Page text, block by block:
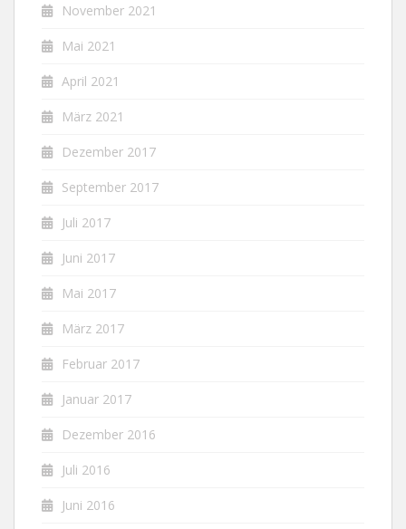
November 2021
Mai 2021
April 2021
März 2021
Dezember 2017
September 2017
Juli 2017
Juni 2017
Mai 2017
März 2017
Februar 2017
Januar 2017
Dezember 2016
Juli 2016
Juni 2016